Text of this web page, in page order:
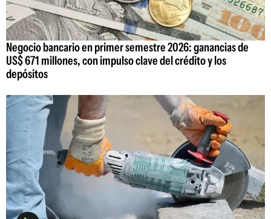
Negocio bancario en primer semestre 2026: ganancias de
US$ 671 millones, con impulso clave del crédito y los
depósitos